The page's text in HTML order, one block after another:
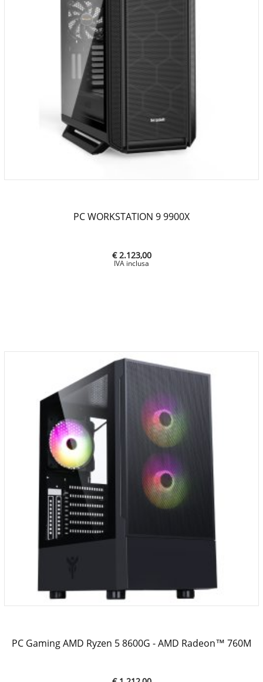
PC WORKSTATION 9 9900X
€ 2.123,00
PC Gaming AMD Ryzen 5 8600G - AMD Radeon™ 760M